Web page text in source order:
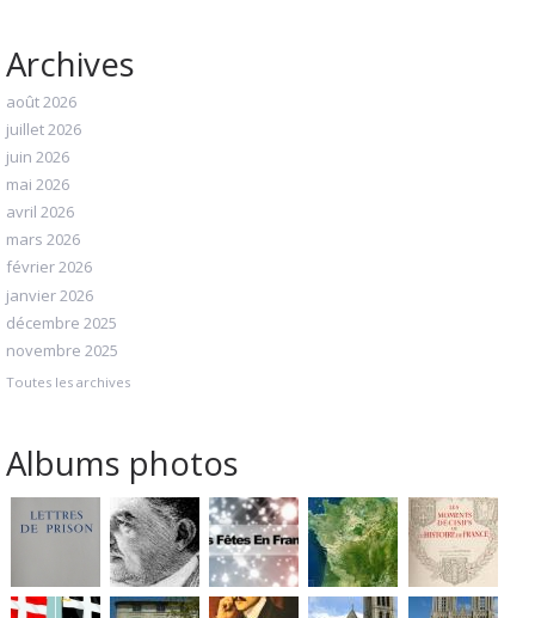
Archives
août 2026
juillet 2026
juin 2026
mai 2026
avril 2026
mars 2026
février 2026
janvier 2026
décembre 2025
novembre 2025
Toutes les archives
Albums photos